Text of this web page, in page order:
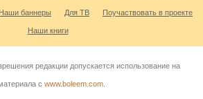
Наши баннеры Для ТВ Поучаствовать в проекте
Наши книги
редакции допускается использование на
с www.boleem.com